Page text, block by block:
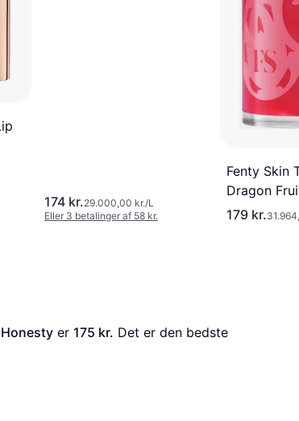
174 kr.29.000,00 kr./L
Eller 3 betalinger af 58 kr.
Fenty Skin
Dragon
179 kr.
er 175 kr. Det er den bedste